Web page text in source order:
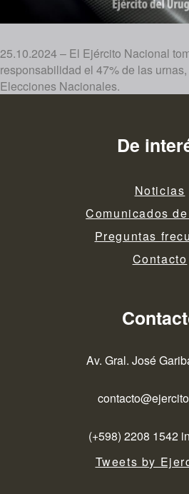
25.10.2024 – El Ejército Nacional
responsabilidad el 47% de las
Elecciones Nacionales.
De
Noticias
Comunicados
Preguntas
Contacto
Av. Gral. José
(+598) 2208 1542
Tweets by